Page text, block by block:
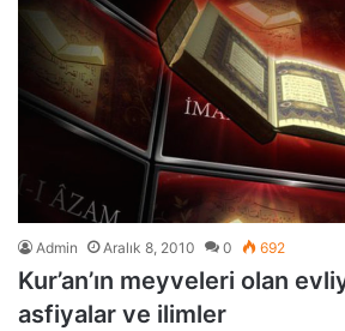
Admin Aralık 8, 2010 0 692
Kur’an’ın meyveleri olan
asfiyalar ve ilimler